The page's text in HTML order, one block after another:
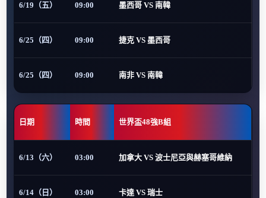
6/19（五） 09:00 墨西哥 VS 南韓
6/25（四） 09:00 捷克 VS 墨西哥
6/25（四） 09:00 南非 VS 南韓
日期 時間 世界盃48強B組
6/13（六） 03:00 加拿大 VS 波士尼亞與赫塞哥維納
6/14（日） 03:00 卡達 VS 瑞士